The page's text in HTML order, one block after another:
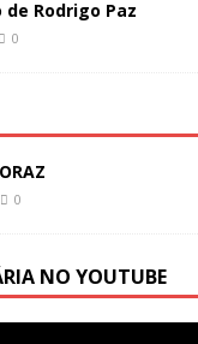
Rodrigo Paz
0
0
NO YOUTUBE